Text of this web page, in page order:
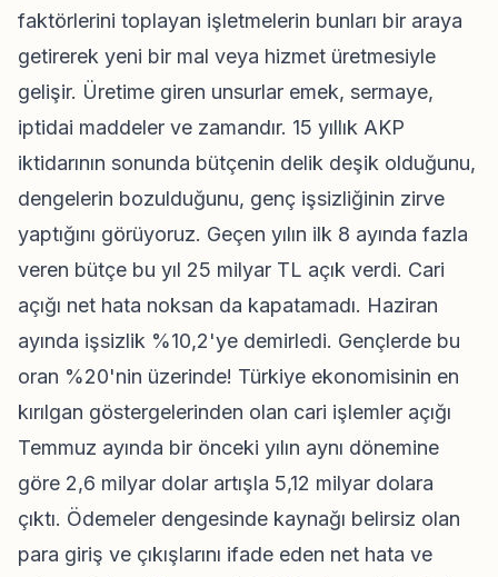
faktörlerini toplayan işletmelerin bunları bir araya
getirerek yeni bir mal veya hizmet üretmesiyle
gelişir. Üretime giren unsurlar emek, sermaye,
iptidai maddeler ve zamandır. 15 yıllık AKP
iktidarının sonunda bütçenin delik deşik olduğunu,
dengelerin bozulduğunu, genç işsizliğinin zirve
yaptığını görüyoruz. Geçen yılın ilk 8 ayında fazla
veren bütçe bu yıl 25 milyar TL açık verdi. Cari
açığı net hata noksan da kapatamadı. Haziran
ayında işsizlik %10,2'ye demirledi. Gençlerde bu
oran %20'nin üzerinde! Türkiye ekonomisinin en
kırılgan göstergelerinden olan cari işlemler açığı
Temmuz ayında bir önceki yılın aynı dönemine
göre 2,6 milyar dolar artışla 5,12 milyar dolara
çıktı. Ödemeler dengesinde kaynağı belirsiz olan
para giriş ve çıkışlarını ifade eden net hata ve